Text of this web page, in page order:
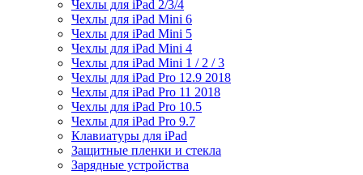
Чехлы для iPad 2/3/4
Чехлы для iPad Mini 6
Чехлы для iPad Mini 5
Чехлы для iPad Mini 4
Чехлы для iPad Mini 1 / 2 / 3
Чехлы для iPad Pro 12.9 2018
Чехлы для iPad Pro 11 2018
Чехлы для iPad Pro 10.5
Чехлы для iPad Pro 9.7
Клавиатуры для iPad
Защитные пленки и стекла
Зарядные устройства